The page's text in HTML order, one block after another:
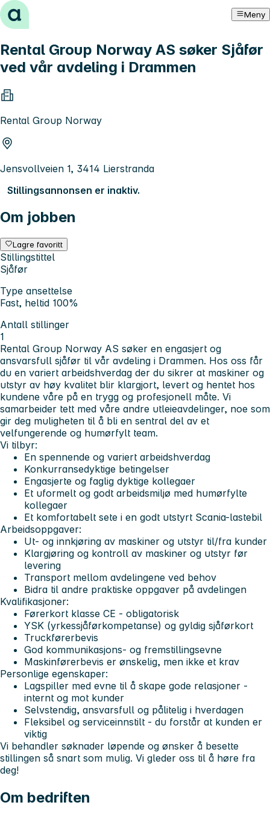
Hopp til innhold Meny
Rental Group Norway AS søker Sjåfør
ved vår avdeling i Drammen
Rental Group Norway
Jensvollveien 1, 3414 Lierstranda
Stillingsannonsen er inaktiv.
Om jobben
Lagre favoritt
Stillingstittel
Sjåfør
Type ansettelse
Fast, heltid 100%
Antall stillinger
1
Rental Group Norway AS søker en engasjert og
ansvarsfull sjåfør til vår avdeling i Drammen. Hos oss får
du en variert arbeidshverdag der du sikrer at maskiner og
utstyr av høy kvalitet blir klargjort, levert og hentet hos
kundene våre på en trygg og profesjonell måte. Vi
samarbeider tett med våre andre utleieavdelinger, noe som
gir deg muligheten til å bli en sentral del av et
velfungerende og humørfylt team.
Vi tilbyr:
En spennende og variert arbeidshverdag
Konkurransedyktige betingelser
Engasjerte og faglig dyktige kollegaer
Et uformelt og godt arbeidsmiljø med humørfylte
kollegaer
Et komfortabelt sete i en godt utstyrt Scania-lastebil
Arbeidsoppgaver:
Ut- og innkjøring av maskiner og utstyr til/fra kunder
Klargjøring og kontroll av maskiner og utstyr før
levering
Transport mellom avdelingene ved behov
Bidra til andre praktiske oppgaver på avdelingen
Kvalifikasjoner:
Førerkort klasse CE - obligatorisk
YSK (yrkessjåførkompetanse) og gyldig sjåførkort
Truckførerbevis
God kommunikasjons- og fremstillingsevne
Maskinførerbevis er ønskelig, men ikke et krav
Personlige egenskaper:
Lagspiller med evne til å skape gode relasjoner -
internt og mot kunder
Selvstendig, ansvarsfull og pålitelig i hverdagen
Fleksibel og serviceinnstilt - du forstår at kunden er
viktig
Vi behandler søknader løpende og ønsker å besette
stillingen så snart som mulig. Vi gleder oss til å høre fra
deg!
Om bedriften